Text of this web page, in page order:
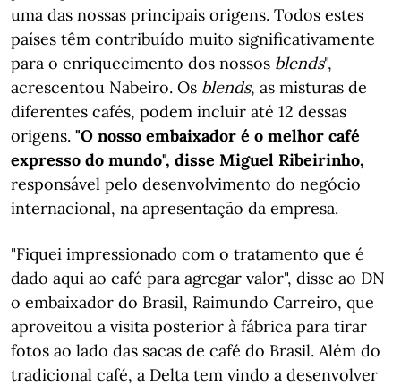
uma das nossas principais origens. Todos estes
países têm contribuído muito significativamente
para o enriquecimento dos nossos blends",
acrescentou Nabeiro. Os blends, as misturas de
diferentes cafés, podem incluir até 12 dessas
origens. "O nosso embaixador é o melhor café
expresso do mundo", disse Miguel Ribeirinho,
responsável pelo desenvolvimento do negócio
internacional, na apresentação da empresa.
"Fiquei impressionado com o tratamento que é
dado aqui ao café para agregar valor", disse ao DN
o embaixador do Brasil, Raimundo Carreiro, que
aproveitou a visita posterior à fábrica para tirar
fotos ao lado das sacas de café do Brasil. Além do
tradicional café, a Delta tem vindo a desenvolver